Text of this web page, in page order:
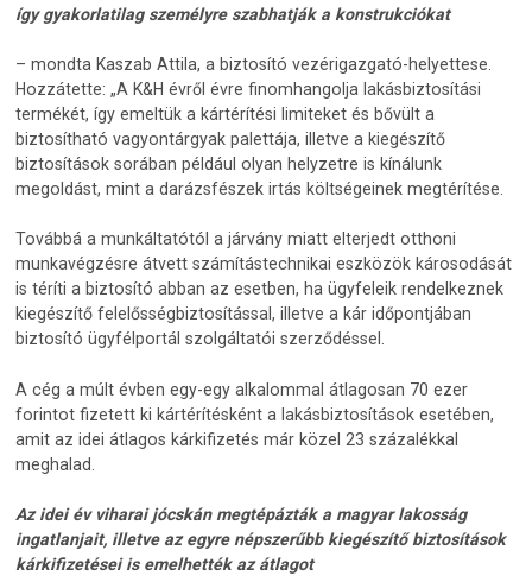
így gyakorlatilag személyre szabhatják a konstrukciókat
– mondta Kaszab Attila, a biztosító vezérigazgató-helyettese.
Hozzátette: „A K&H évről évre finomhangolja lakásbiztosítási
termékét, így emeltük a kártérítési limiteket és bővült a
biztosítható vagyontárgyak palettája, illetve a kiegészítő
biztosítások sorában például olyan helyzetre is kínálunk
megoldást, mint a darázsfészek irtás költségeinek megtérítése.
Továbbá a munkáltatótól a járvány miatt elterjedt otthoni
munkavégzésre átvett számítástechnikai eszközök károsodását
is téríti a biztosító abban az esetben, ha ügyfeleik rendelkeznek
kiegészítő felelősségbiztosítással, illetve a kár időpontjában
biztosító ügyfélportál szolgáltatói szerződéssel.
A cég a múlt évben egy-egy alkalommal átlagosan 70 ezer
forintot fizetett ki kártérítésként a lakásbiztosítások esetében,
amit az idei átlagos kárkifizetés már közel 23 százalékkal
meghalad.
Az idei év viharai jócskán megtépázták a magyar lakosság
ingatlanjait, illetve az egyre népszerűbb kiegészítő biztosítások
kárkifizetései is emelhették az átlagot